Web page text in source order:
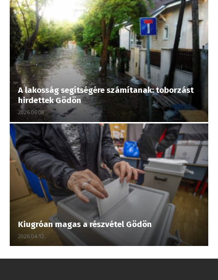
A lakosság segítségére számítanak: toborzást
hirdettek Gödön
2026.06.08.
Kiugróan magas a részvétel Gödön
2026.04.12.